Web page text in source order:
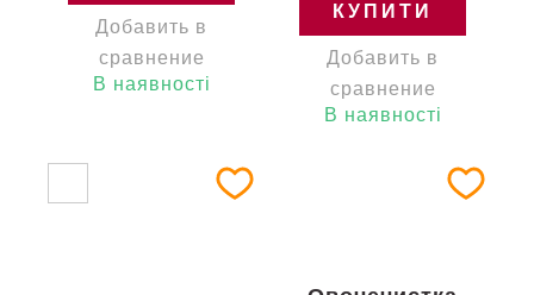
Добавить в
сравнение
В наявності
КУПИТИ
Добавить в
сравнение
В наявності